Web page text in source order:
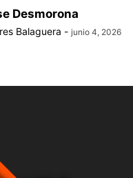
Desmorona
Balaguera - junio 4, 2026